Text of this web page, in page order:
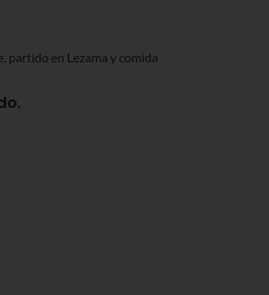
partido en Lezama y comida